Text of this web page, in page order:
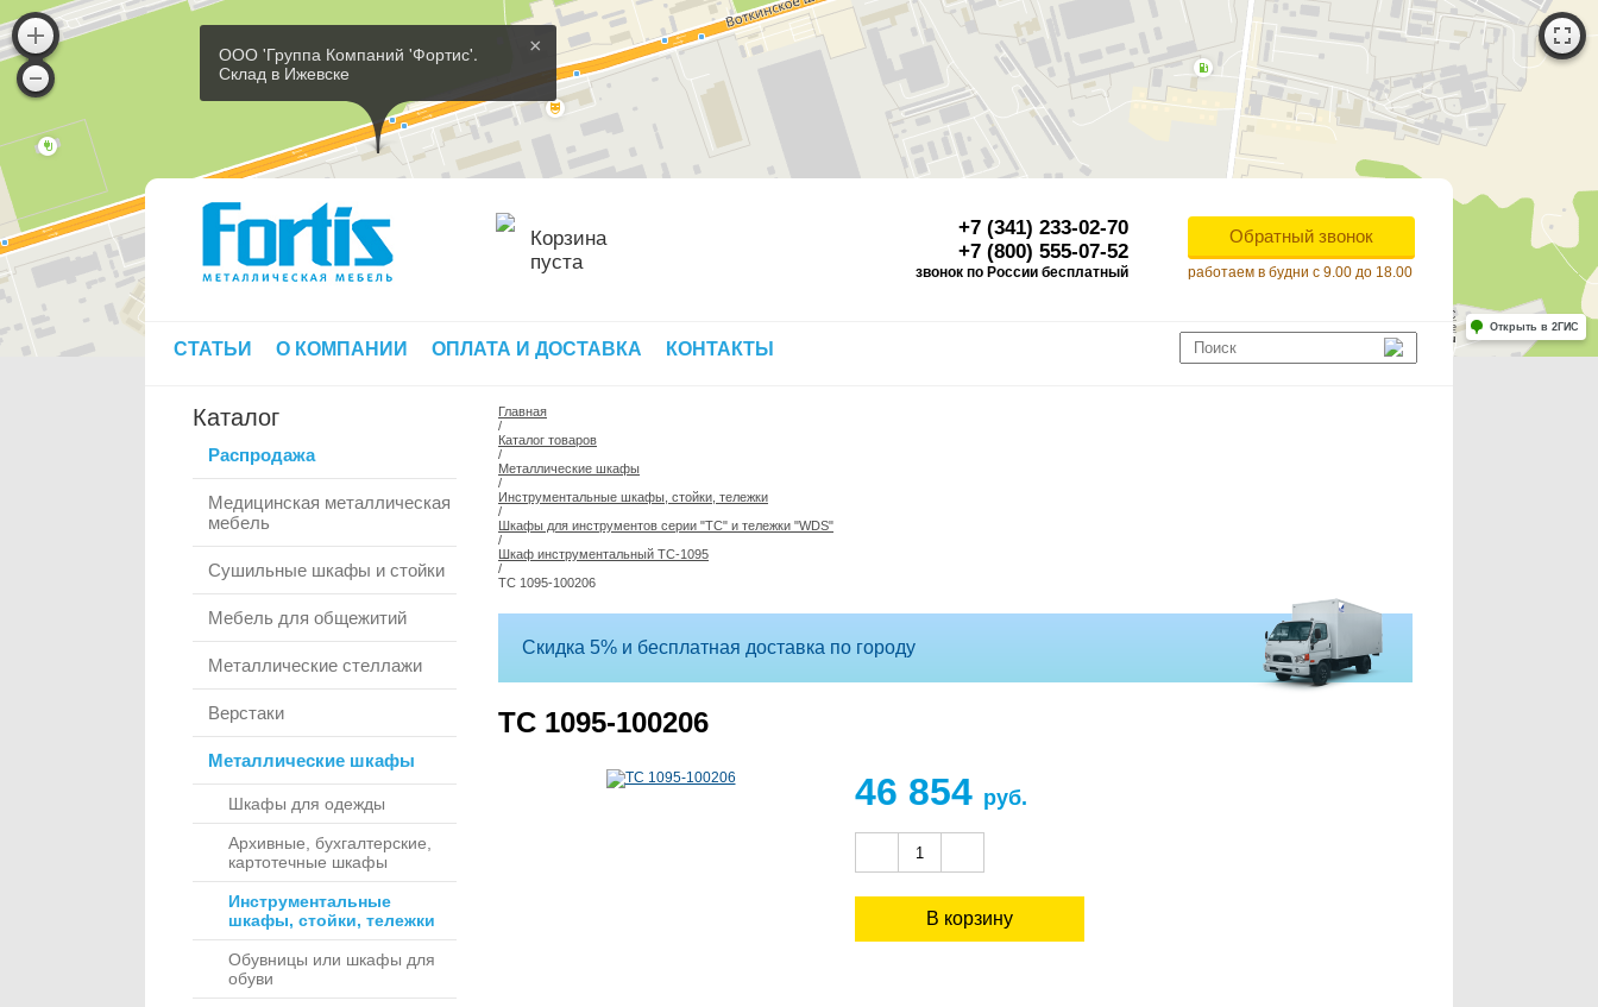
×
ООО 'Группа Компаний 'Фортис'.
Склад в Ижевске
Работает на API 2ГИС
Лицензионное соглашение
Для корректной работы Raster JS API нужен ключ. Помощь: api@2gis.ru
Открыть в 2ГИС
Корзина
пуста
+7 (341) 233-02-70
+7 (800) 555-07-52
звонок по России бесплатный
Обратный звонок
работаем в будни с 9.00 до 18.00
СТАТЬИ О КОМПАНИИ ОПЛАТА И ДОСТАВКА КОНТАКТЫ
Каталог
Распродажа
Медицинская металлическая
мебель
Сушильные шкафы и стойки
Мебель для общежитий
Металлические стеллажи
Верстаки
Металлические шкафы
Шкафы для одежды
Архивные, бухгалтерские,
картотечные шкафы
Инструментальные
шкафы, стойки, тележки
Обувницы или шкафы для
обуви
Главная
/
Каталог товаров
/
Металлические шкафы
/
Инструментальные шкафы, стойки, тележки
/
Шкафы для инструментов серии "ТС" и тележки "WDS"
/
Шкаф инструментальный ТС-1095
/
ТС 1095-100206
Скидка 5% и бесплатная доставка по городу
ТС 1095-100206
46 854 руб.